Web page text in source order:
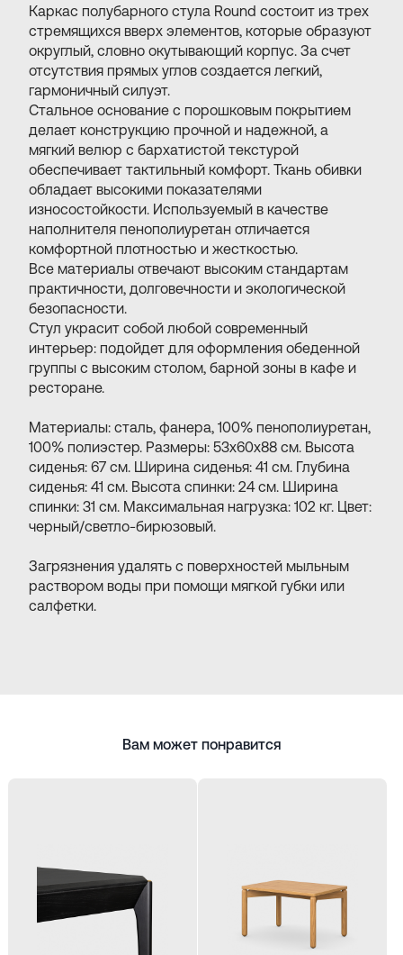
Каркас полубарного стула Round состоит из трех
стремящихся вверх элементов, которые образуют
округлый, словно окутывающий корпус. За счет
отсутствия прямых углов создается легкий,
гармоничный силуэт.
Стальное основание с порошковым покрытием
делает конструкцию прочной и надежной, а
мягкий велюр с бархатистой текстурой
обеспечивает тактильный комфорт. Ткань обивки
обладает высокими показателями
износостойкости. Используемый в качестве
наполнителя пенополиуретан отличается
комфортной плотностью и жесткостью.
Все материалы отвечают высоким стандартам
практичности, долговечности и экологической
безопасности.
Стул украсит собой любой современный
интерьер: подойдет для оформления обеденной
группы с высоким столом, барной зоны в кафе и
ресторане.
Материалы: сталь, фанера, 100% пенополиуретан,
100% полиэстер. Размеры: 53х60х88 см. Высота
сиденья: 67 см. Ширина сиденья: 41 см. Глубина
сиденья: 41 см. Высота спинки: 24 см. Ширина
спинки: 31 см. Максимальная нагрузка: 102 кг. Цвет:
черный/светло-бирюзовый.
Загрязнения удалять с поверхностей мыльным
раствором воды при помощи мягкой губки или
салфетки.
Вам может понравится